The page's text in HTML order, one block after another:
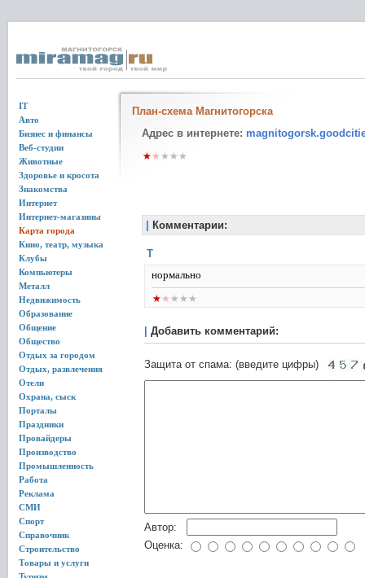
IT
Авто
Бизнес и финансы
Веб-студии
Животные
Здоровье и кросота
Знакомства
Интернет
Интернет-магазины
Карта города
Кино, театр, музыка
Клубы
Компьютеры
Металл
Недвижимость
Образование
Общение
Общество
Отдых за городом
Отдых, развлечения
Отели
Охрана, сыск
Порталы
Праздники
Провайдеры
Производство
Промышленность
Работа
Реклама
СМИ
Спорт
Справочник
Строительство
Товары и услуги
План-схема Магнитогорска
Адрес в интернете:
Комментарии:
Т
нормально
Добавить комментарий:
Защита от спама: (введите цифры)
Автор:
Оценка: